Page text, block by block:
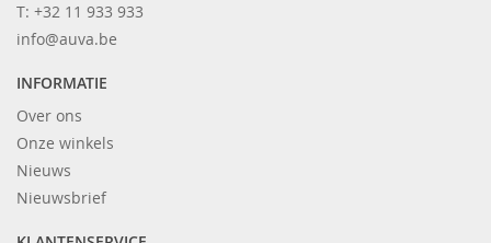
T: +32 11 933 933
info@auva.be
INFORMATIE
Over ons
Onze winkels
Nieuws
Nieuwsbrief